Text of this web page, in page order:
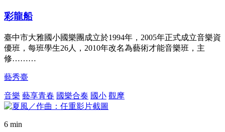
彩龍船
臺中市大雅國小國樂團成立於1994年，2005年正式成立音樂資
優班，每班學生26人，2010年改名為藝術才能音樂班，主
修………
藝秀臺
音樂 藝享青春 國樂合奏 國小 觀摩
6 min